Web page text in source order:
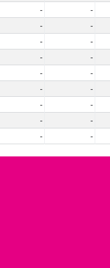
- -
- -
- -
- -
- -
- -
- -
- -
- -